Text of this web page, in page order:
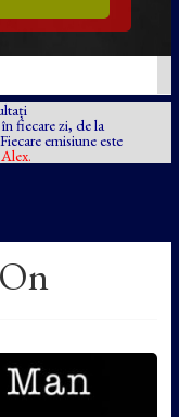
în fiecare zi, de la
emisiune este